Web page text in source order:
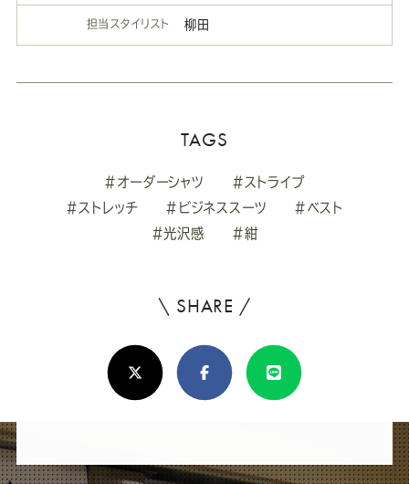
担当スタイリスト 柳田
TAGS
#オーダーシャツ
#ストライプ
#ストレッチ
#ビジネススーツ
#ベスト
#光沢感
#紺
\ SHARE /
ろ
し
け
ば
X(Twitter)FacebookLine